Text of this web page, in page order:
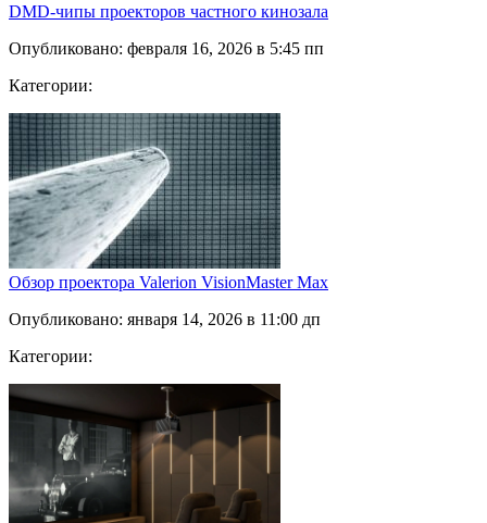
DMD-чипы проекторов частного кинозала
Опубликовано: февраля 16, 2026 в 5:45 пп
Категории:
Обзор проектора Valerion VisionMaster Max
Опубликовано: января 14, 2026 в 11:00 дп
Категории: